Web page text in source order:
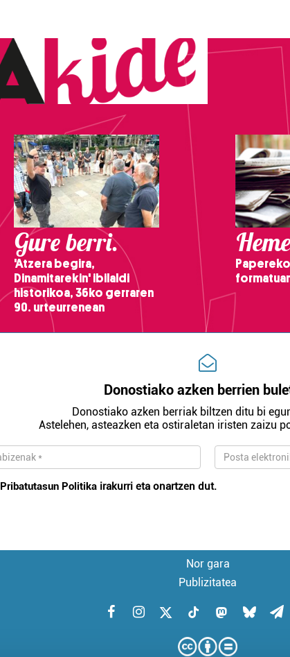
Gure berri.
'Atzera begira,
Dinamitarekin' ibilaldi
historikoa, 36ko gerraren
90. urteurrenean
Donostiako azken berrien
Donostiako azken berriak biltzen ditu bi
Astelehen, asteazken eta ostiraletan iristen zaizu
Pribatutasun Politika irakurri eta onartzen dut.
Nor gara
Publizitatea